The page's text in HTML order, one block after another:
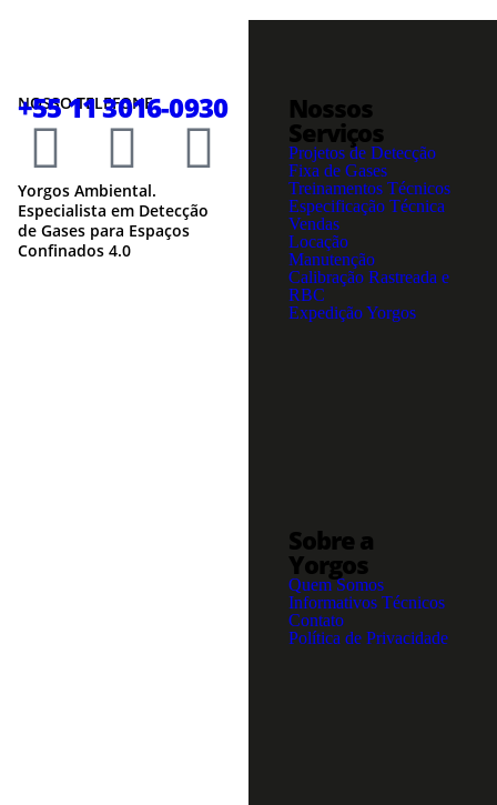
NOSSO TELEFONE
+55 11 3016-0930
Yorgos Ambiental.
Especialista em Detecção
de Gases para Espaços
Confinados 4.0
Nossos
Serviços
Projetos de Detecção
Fixa de Gases
Treinamentos Técnicos
Especificação Técnica
Vendas
Locação
Manutenção
Calibração Rastreada e
RBC
Expedição Yorgos
Sobre a
Yorgos
Quem Somos
Informativos Técnicos
Contato
Política de Privacidade